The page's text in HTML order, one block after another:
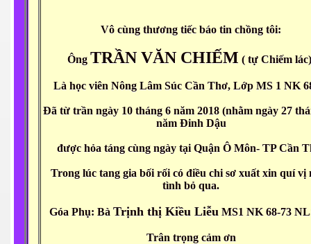
Vô cùng thương tiếc báo tin chồng tôi:
Ông TRẦN VĂN CHIẾM ( tự Chiếm
Là học viên Nông Lâm Súc Cần Thơ, Lớp MS 1 NK
Đã từ trần ngày 10 tháng 6 năm 2018 (nhằm ngày 27
năm Đinh Dậu
được hỏa táng cùng ngày tại Quận Ô Môn- TP Cần
Trong lúc tang gia bối rối có điều chi sơ xuất xin quí vị
tình bỏ qua.
Góa Phụ: Bà Trịnh thị Kiều Liễu MS1 NK 68-73
Trân trọng cảm ơn
3-5-2015